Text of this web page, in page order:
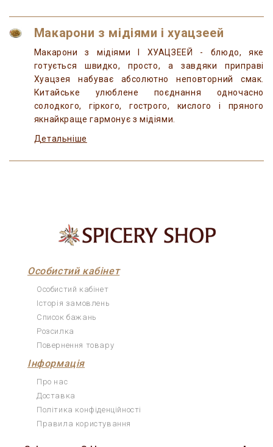
Макарони з мідіями і хуацзеей
Макарони з мідіями І ХУАЦЗЕЕЙ - блюдо, яке
готується швидко, просто, а завдяки приправі
Хуацзея набуває абсолютно неповторний смак.
Китайське улюблене поєднання одночасно
солодкого, гіркого, гострого, кислого і пряного
якнайкраще гармонує з мідіями.
Детальніше
Особистий кабінет
Особистий кабінет
Історія замовлень
Список бажань
Розсилка
Повернення товару
Інформація
Про нас
Доставка
Політика конфіденційності
Правила користування